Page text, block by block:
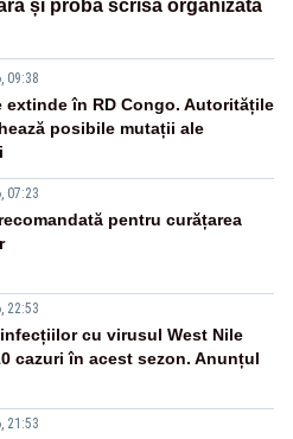
și probă scrisă organizată
09:38
extinde în RD Congo. Autoritățile
posibile mutații ale
07:23
pentru curățarea
22:53
cu virusul West Nile
cazuri în acest sezon. Anunțul
21:53